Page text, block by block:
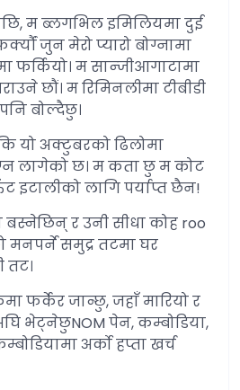
म ब्लगभिल इमिलियमा दुई
जुन मेरो प्यारो बोग्नामा
फर्कियो। म सान्जीआगाटामा
छौं। म रिमिनलीमा टीबीडी
बोल्दैछु।
यो अक्टुबरको ढिलोमा
लागेको छ। म कता छु म कोट
इटालीको लागि पर्याप्त छैन!
बस्नेछिन् र उनी सीधा कोह roo
समुद्र तटमा घर
तट।
फर्केर जान्छु, जहाँ मारियो र
भेट्नेछुNOM पेन, कम्बोडिया,
अर्को हप्ता खर्च